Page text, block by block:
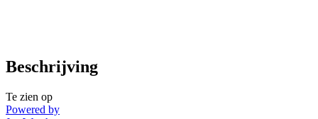
Beschrijving
Te zien op
Powered by